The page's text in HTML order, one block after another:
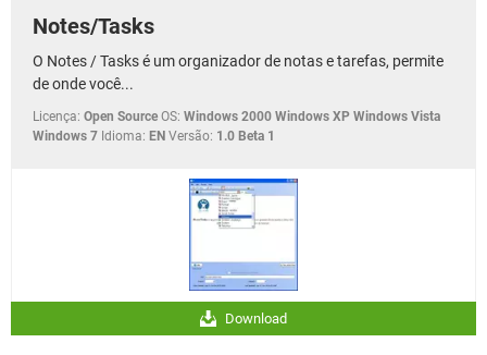
Notes/Tasks
O Notes / Tasks é um organizador de notas e tarefas, permite
de onde você...
Licença: Open Source OS: Windows 2000 Windows XP Windows Vista
Windows 7 Idioma: EN Versão: 1.0 Beta 1
Download